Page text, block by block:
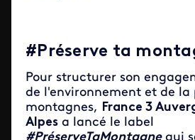
#Préserve ta
Pour structurer son
de l'environnement et de la
montagnes, France 3
Alpes a lancé le label
#PréserveTaMontagnequi